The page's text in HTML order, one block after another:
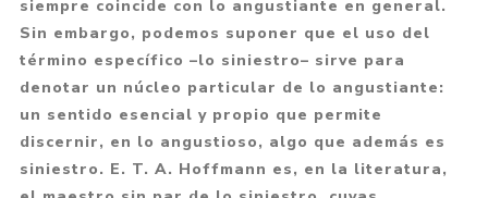
siempre coincide con lo angustiante en general.
Sin embargo, podemos suponer que el uso del
término específico –lo siniestro– sirve para
denotar un núcleo particular de lo angustiante:
un sentido esencial y propio que permite
discernir, en lo angustioso, algo que además es
siniestro. E. T. A. Hoffmann es, en la literatura,